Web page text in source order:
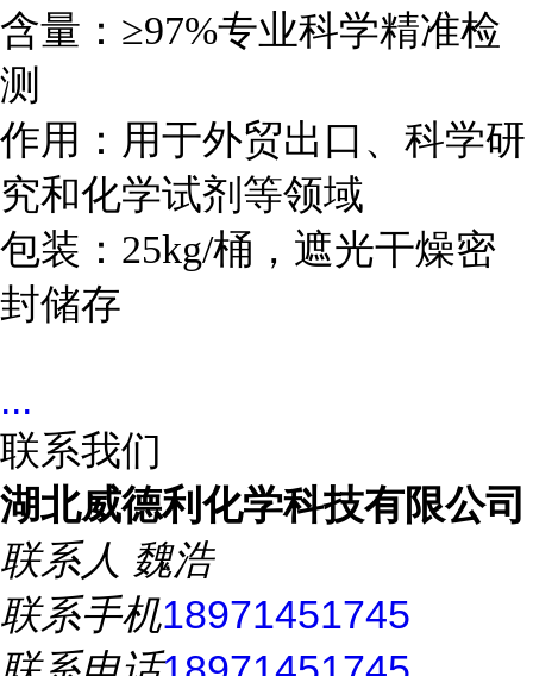
含量：≥97%专业科学精准检
测
作用：用于外贸出口、科学研
究和化学试剂等领域
包装：25kg/桶，遮光干燥密
封储存
...
联系我们
湖北威德利化学科技有限公司
联系人 魏浩
联系手机18971451745